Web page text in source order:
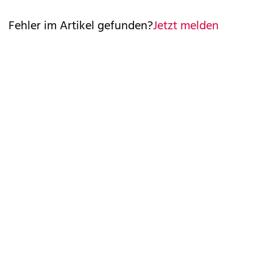
Fehler im Artikel gefunden?Jetzt melden